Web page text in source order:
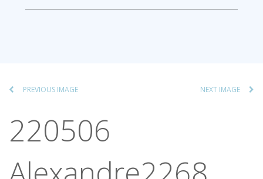
PREVIOUS IMAGE NEXT IMAGE
220506